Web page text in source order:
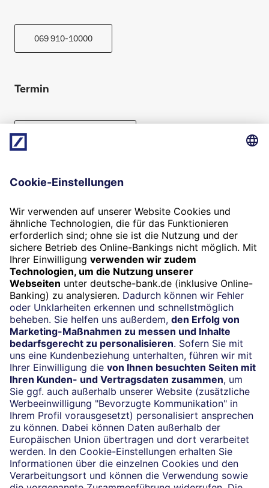
069 910-10000
Termin
Folgen Sie uns
Widerruf
Vertrag widerrufen
Impressum
Konditionen und Preise
Rechtliche Hinweise
Datenschutz
Barrierefreiheit